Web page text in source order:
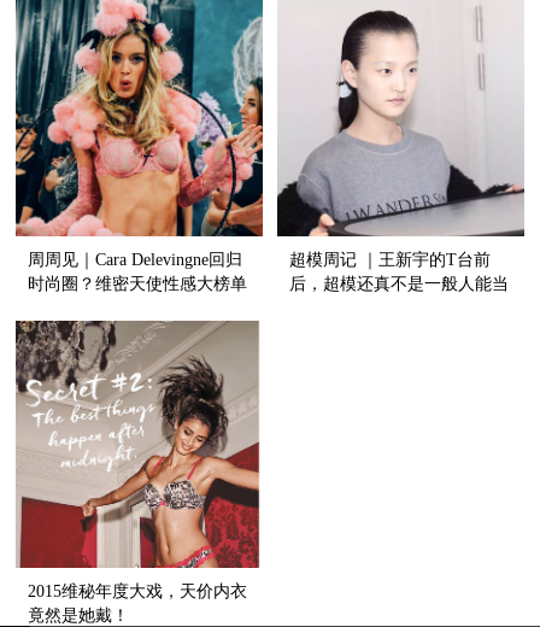
周周见｜Cara Delevingne回归
时尚圈？维密天使性感大榜单
超模周记 ｜王新宇的T台前
后，超模还真不是一般人能当
2015维秘年度大戏，天价内衣
竟然是她戴！